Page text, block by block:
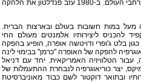
הומור ואקרובטיקה, וזכתה להופיע בברודווי וברחבי העולם. ב-1980 עזב פנדלטון את הלהקה
במות חשובות בעולם ובארצות הברית.
להכניס ליצירותיו אלמנטים מעולם החי
בלט ג'ופרי ודויטשה אופרה, הופיע בהפקה
להפקה של האופרה "כרמן" בבימוי לינה
עבור הטלוויזיה האמריקאית. יחד עם דניאל
יצר כוריאוגרפיה לנבחרת ההתעמלות של
ובתואר דוקטור לשם כבוד מאוניברסיטת